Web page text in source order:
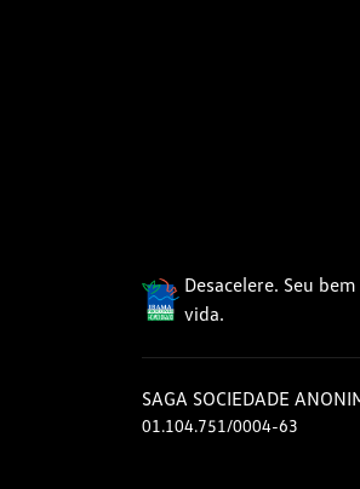
Desacelere. Seu
vida.
SAGA SOCIEDADE
01.104.751/0004-63